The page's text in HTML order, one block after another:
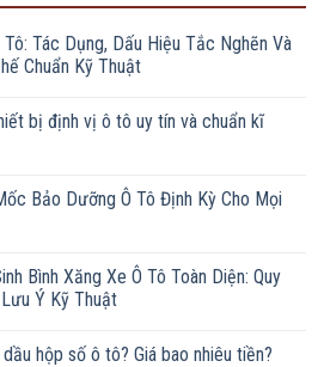
Tác Dụng, Dấu Hiệu Tắc Nghẽn Và
Chuẩn Kỹ Thuật
bị định vị ô tô uy tín và chuẩn kĩ
Bảo Dưỡng Ô Tô Định Kỳ Cho Mọi
Bình Xăng Xe Ô Tô Toàn Diện: Quy
Ý Kỹ Thuật
hộp số ô tô? Giá bao nhiêu tiền?